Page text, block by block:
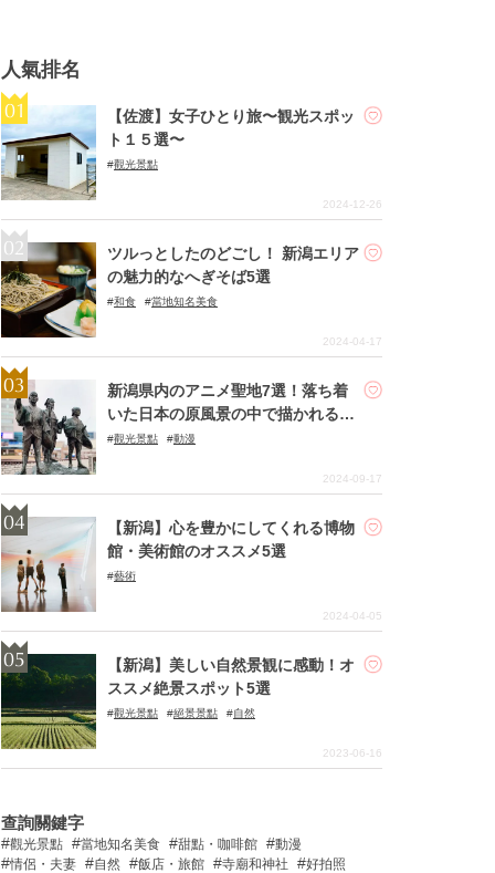
人氣排名
【佐渡】女子ひとり旅〜観光スポッ
ト１５選〜
觀光景點
2024-12-26
ツルっとしたのどごし！ 新潟エリア
の魅力的なへぎそば5選
和食 當地知名美食
2024-04-17
新潟県内のアニメ聖地7選！落ち着
いた日本の原風景の中で描かれる名
作の数々
觀光景點 動漫
2024-09-17
【新潟】心を豊かにしてくれる博物
館・美術館のオススメ5選
藝術
2024-04-05
【新潟】美しい自然景観に感動！オ
ススメ絶景スポット5選
觀光景點 絕景景點 自然
2023-06-16
查詢關鍵字
觀光景點 當地知名美食 甜點・咖啡館
動漫
情侶・夫妻
自然 飯店・旅館 寺廟和神社
好拍照